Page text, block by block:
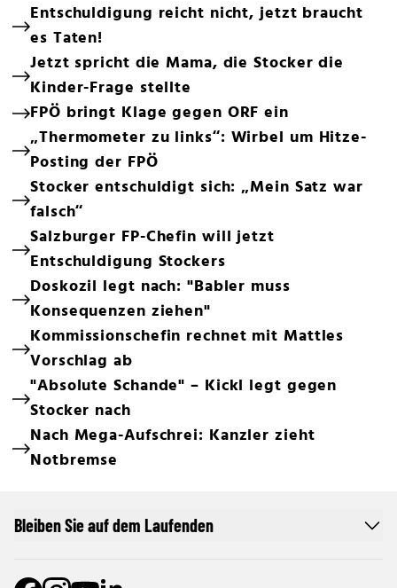
Entschuldigung reicht nicht, jetzt braucht
es Taten!
Jetzt spricht die Mama, die Stocker die
Kinder-Frage stellte
FPÖ bringt Klage gegen ORF ein
„Thermometer zu links“: Wirbel um Hitze-
Posting der FPÖ
Stocker entschuldigt sich: „Mein Satz war
falsch“
Salzburger FP-Chefin will jetzt
Entschuldigung Stockers
Doskozil legt nach: "Babler muss
Konsequenzen ziehen"
Kommissionschefin rechnet mit Mattles
Vorschlag ab
"Absolute Schande" – Kickl legt gegen
Stocker nach
Nach Mega-Aufschrei: Kanzler zieht
Notbremse
Bleiben Sie auf dem Laufenden